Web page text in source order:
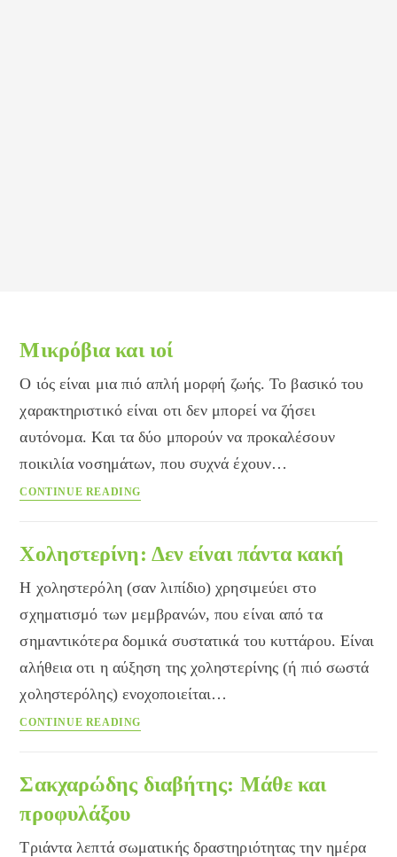
Μικρόβια και ιοί
Ο ιός είναι μια πιό απλή μορφή ζωής. Το βασικό του
χαρακτηριστικό είναι οτι δεν μπορεί να ζήσει
αυτόνομα. Και τα δύο μπορούν να προκαλέσουν
ποικιλία νοσημάτων, που συχνά έχουν…
CONTINUE READING
Χοληστερίνη: Δεν είναι πάντα κακή
Η χοληστερόλη (σαν λιπίδιο) χρησιμεύει στο
σχηματισμό των μεμβρανών, που είναι από τα
σημαντικότερα δομικά συστατικά του κυττάρου. Είναι
αλήθεια οτι η αύξηση της χοληστερίνης (ή πιό σωστά
χοληστερόλης) ενοχοποιείται…
CONTINUE READING
πάντα
Σακχαρώδης διαβήτης: Μάθε και
προφυλάξου
Τριάντα λεπτά σωματικής δραστηριότητας την ημέρα